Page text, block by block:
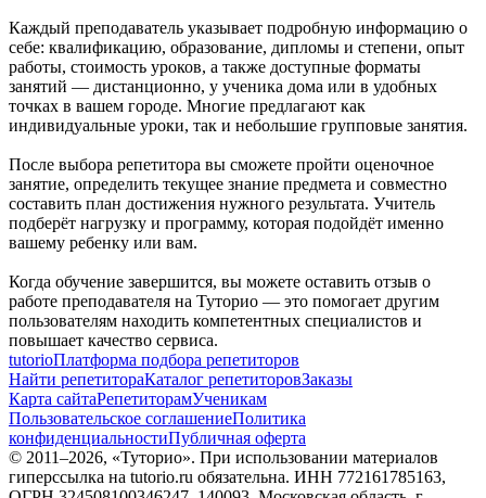
Каждый преподаватель указывает подробную информацию о
себе: квалификацию, образование, дипломы и степени, опыт
работы, стоимость уроков, а также доступные форматы
занятий — дистанционно, у ученика дома или в удобных
точках в вашем городе. Многие предлагают как
индивидуальные уроки, так и небольшие групповые занятия.
После выбора репетитора вы сможете пройти оценочное
занятие, определить текущее знание предмета и совместно
составить план достижения нужного результата. Учитель
подберёт нагрузку и программу, которая подойдёт именно
вашему ребенку или вам.
Когда обучение завершится, вы можете оставить отзыв о
работе преподавателя на Туторио — это помогает другим
пользователям находить компетентных специалистов и
повышает качество сервиса.
tutorioПлатформа подбора репетиторов
Найти репетитораКаталог репетиторовЗаказы
Карта сайтаРепетиторамУченикам
Пользовательское соглашениеПолитика
конфиденциальностиПубличная оферта
© 2011–2026, «Туторио». При использовании материалов
гиперссылка на tutorio.ru обязательна. ИНН 772161785163,